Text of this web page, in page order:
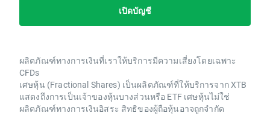
เปิดบัญชี
ผลิตภัณฑ์ทางการเงินที่เราให้บริการมีความเสี่ยงโดยเฉพาะ
CFDs
เศษหุ้น (Fractional Shares) เป็นผลิตภัณฑ์ที่ให้บริการจาก XTB
แสดงถึงการเป็นเจ้าของหุ้นบางส่วนหรือ ETF เศษหุ้นไม่ใช่
ผลิตภัณฑ์ทางการเงินอิสระ สิทธิของผู้ถือหุ้นอาจถูกจำกัด